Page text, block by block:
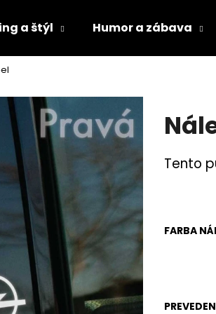
a štýl Humor a zábava
Tento
FARBA
Čo potrebujete nájsť?
Odporúčame